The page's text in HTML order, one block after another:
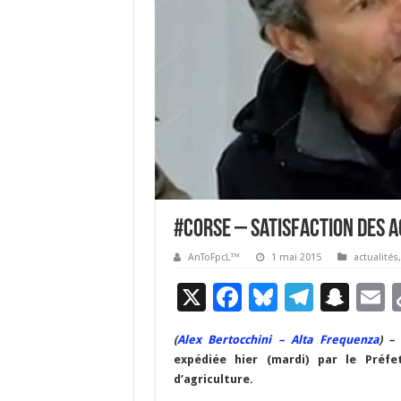
#Corse – Satisfaction des
AnToFpcL™ 1 mai 2015 actualités,
X
F
ac
e
b
Bl
es
T
el
e
S
a
E
(Alex Bertocchini – Alta Frequenza) –
expédiée hier (mardi) par le
d’agriculture.